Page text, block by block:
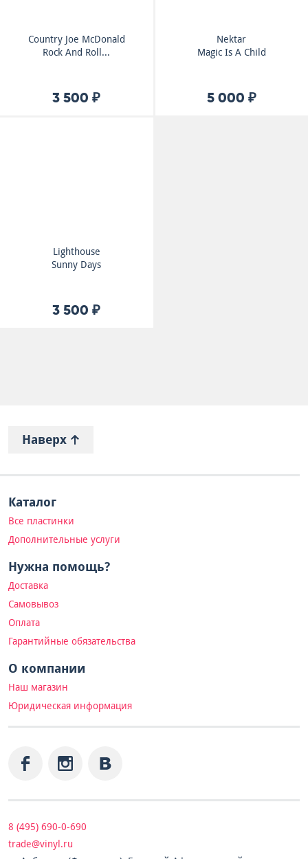
Country Joe McDonald
Rock And Roll...
3 500 ₽
Nektar
Magic Is A Child
5 000 ₽
Lighthouse
Sunny Days
3 500 ₽
Наверх
Каталог
Все пластинки
Дополнительные услуги
Нужна помощь?
Доставка
Самовывоз
Оплата
Гарантийные обязательства
О компании
Наш магазин
Юридическая информация
8 (495) 690-0-690
trade@vinyl.ru